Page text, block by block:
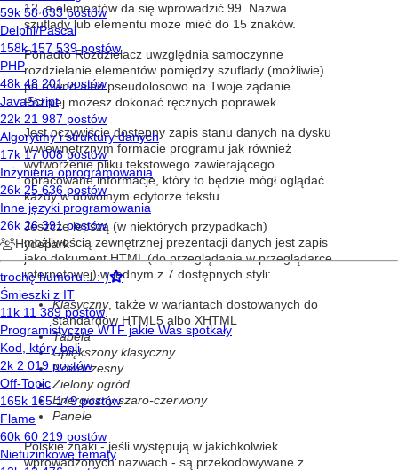
12, a elementów da się wprowadzić 99. Nazwa
szuflady lub elementu może mieć do 15 znaków.
Ponadto Rozdzielacz uwzględnia samoczynne
rozdzielanie elementów pomiędzy szuflady (możliwie)
po równo albo pseudolosowo na Twoje żądanie.
Później możesz dokonać ręcznych poprawek.
Jest oczywiście dostępny zapis stanu danych na dysku
w wewnętrznym formacie programu jak również
wytworzenie pliku tekstowego zawierającego
opracowane informacje, który to będzie mógł oglądać
każdy w dowolnym edytorze tekstu.
Jeszcze lepszą (w niektórych przypadkach)
możliwością zewnętrznej prezentacji danych jest zapis
jako dokument HTML (do przeglądania w przeglądarce
internetowej) w jednym z 7 dostępnych styli:
Klasyczny, także w wariantach dostowanych do
standardów HTML5 albo XHTML
Tabela
Upiększony klasyczny
Nowoczesny
Zielony ogród
Energiczny szaro-czerwony
Panele
Polskie znaki - jeśli występują w jakichkolwiek
wprowadzonych nazwach - są przekodowywane z